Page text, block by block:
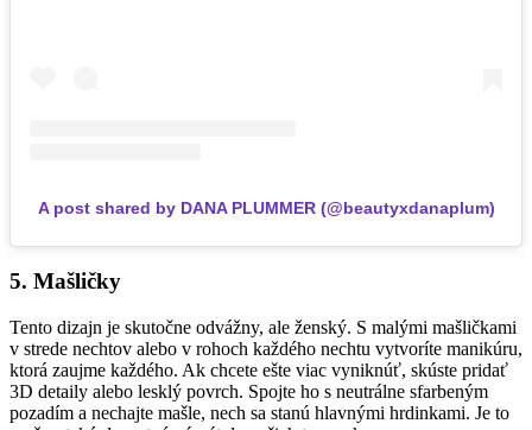
A post shared by DANA PLUMMER (@beautyxdanaplum)
5. Mašličky
Tento dizajn je skutočne odvážny, ale ženský. S malými mašličkami
v strede nechtov alebo v rohoch každého nechtu vytvoríte manikúru,
ktorá zaujme každého. Ak chcete ešte viac vyniknúť, skúste pridať
3D detaily alebo lesklý povrch. Spojte ho s neutrálne sfarbeným
pozadím a nechajte mašle, nech sa stanú hlavnými hrdinkami. Je to